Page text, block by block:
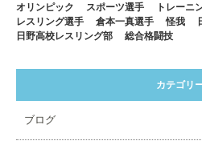
オリンピック
スポーツ選手 トレーニ
レスリング選手
倉本一真選手 怪我
日野高校レスリング部
総合格闘技
カテゴリ
ブログ